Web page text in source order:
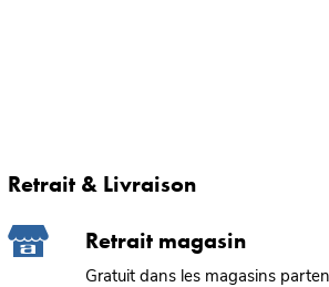
Retrait & Livraison
Retrait magasin
Gratuit dans les magasins